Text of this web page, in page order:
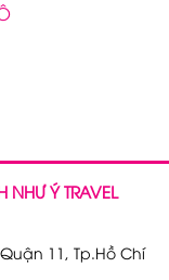
Ý TRAVEL
11, Tp.Hồ Chí